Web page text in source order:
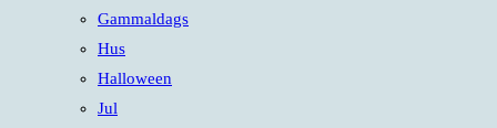
Gammaldags
Hus
Halloween
Jul